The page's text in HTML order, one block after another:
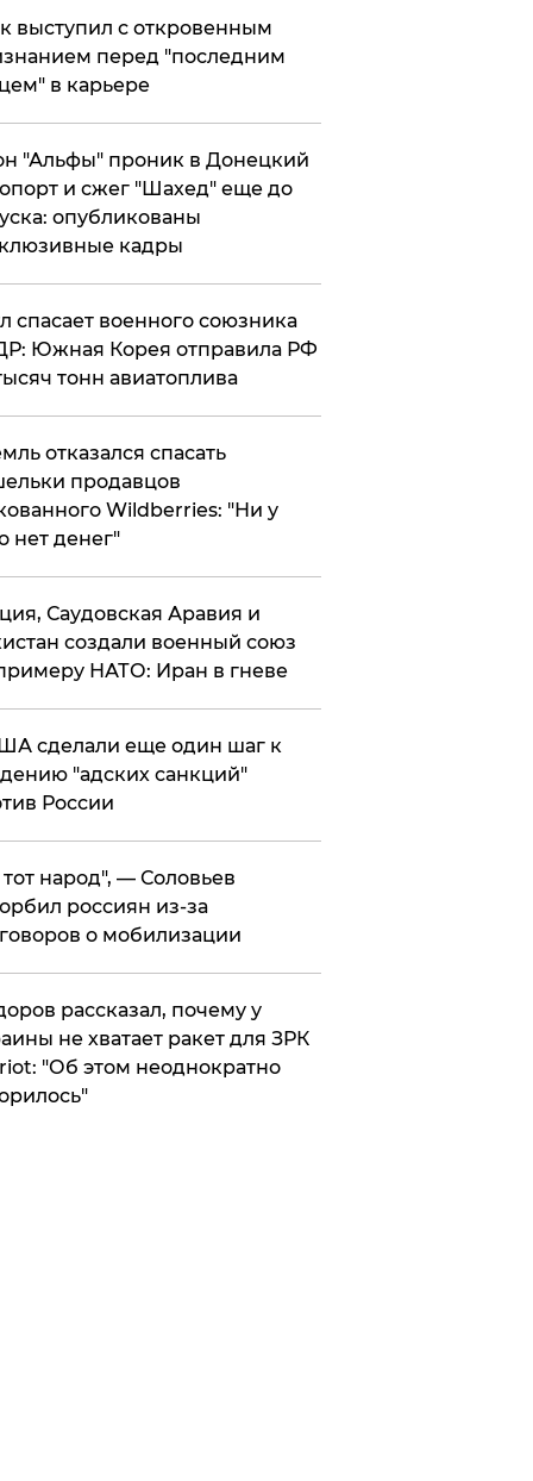
выступил с откровенным
перед "последним
в карьере
"Альфы" проник в Донецкий
и сжег "Шахед" еще до
опубликованы
кадры
спасает военного союзника
Южная Корея отправила РФ
тонн авиатоплива
отказался спасать
продавцов
Wildberries: "Ни у
нет денег"
Саудовская Аравия и
создали военный союз
НАТО: Иран в гневе
сделали еще один шаг к
"адских санкций"
России
народ", — Соловьев
россиян из-за
о мобилизации
рассказал, почему у
не хватает ракет для ЗРК
"Об этом неоднократно